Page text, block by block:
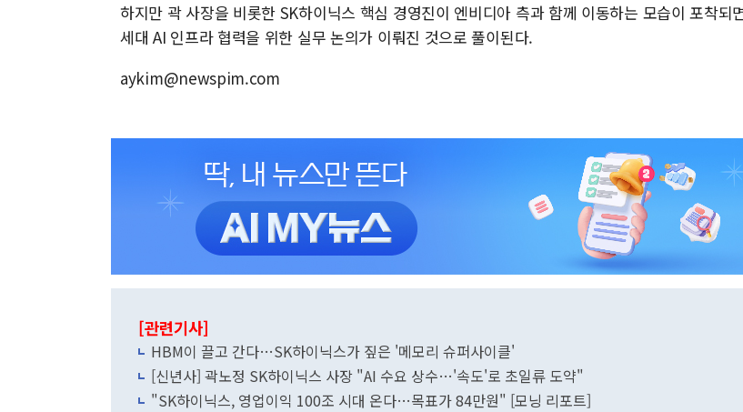
하지만 곽 사장을 비롯한 SK하이닉스 핵심 경영진이 엔비디아 측과 함께 이동하는 모습이 포착되
세대 AI 인프라 협력을 위한 실무 논의가 이뤄진 것으로 풀이된다.
aykim@newspim.com
[관련기사]
HBM이 끌고 간다…SK하이닉스가 짚은 '메모리 슈퍼사이클'
[신년사] 곽노정 SK하이닉스 사장 "AI 수요 상수…'속도'로 초일류 도약"
"SK하이닉스, 영업이익 100조 시대 온다…목표가 84만원" [모닝 리포트]